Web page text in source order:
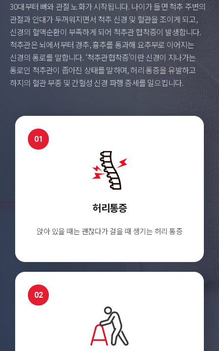
30대부터 뼈와 관절 노화가 시작됩니다. 나이가 들면 척추 주변의
관절과 인대가 두꺼워지면서 척추 신경 및 혈관을 조이게 되고,
신경의 혈액순환이 부족하게 되어 척추관 협착증이 발생합니다.
척추관은 뇌에서부터 경추, 흉추를 통과해 요추부로 이어지는
신경의 통로를 말합니다. ‘척추관협착증’이란 신경이 지나가는
통로인 척추관이 좁아진 상태를 말하며, 허리 통증을 유발하고
하지의 혈관 부종 및 간헐성 신경 파행 증세를 일으킵니다.
01
허리통증
앉아 있을 때는 괜찮다가걸을 때 생기는 허리 통증
02